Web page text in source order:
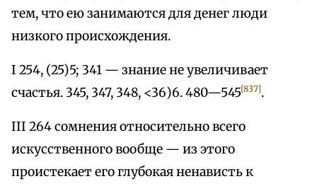
тем, что ею занимаются для денег люди
низкого происхождения.
I 254, (25)5; 341 — знание не увеличивает
счастья. 345, 347, 348, <36)6. 480—545[837].
III 264 сомнения относительно всего
искусственного вообще — из этого
проистекает его глубокая ненависть к